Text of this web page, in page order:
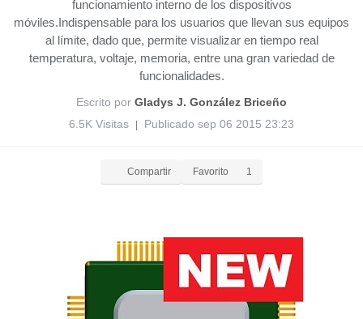
funcionamiento interno de los dispositivos
móviles.Indispensable para los usuarios que llevan sus equipos
al límite, dado que, permite visualizar en tiempo real
temperatura, voltaje, memoria, entre una gran variedad de
funcionalidades.
Escrito por Gladys J. González Briceño
6.5K Visitas
Publicado sep 06 2015 23:23
Compartir Favorito 1